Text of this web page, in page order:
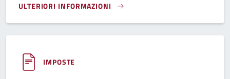
ULTERIORI INFORMAZIONI
AGEVOLAZIONI TARIC PER REDDITO}
IMPOSTE